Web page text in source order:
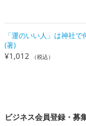
「運のいい人」は神社
(著)
¥1,012 （税込）
ビジネス会員登録・募